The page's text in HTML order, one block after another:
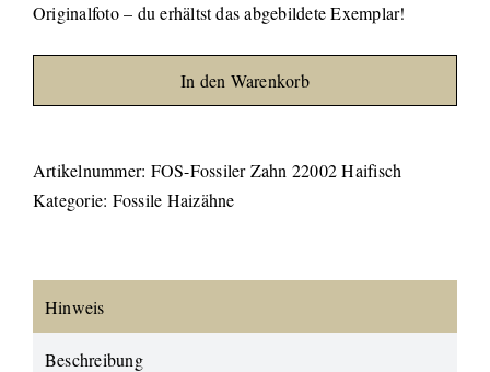
Originalfoto – du erhältst das abgebildete Exemplar!
In den Warenkorb
Artikelnummer: FOS-Fossiler Zahn 22002 Haifisch
Kategorie: Fossile Haizähne
Hinweis
Beschreibung